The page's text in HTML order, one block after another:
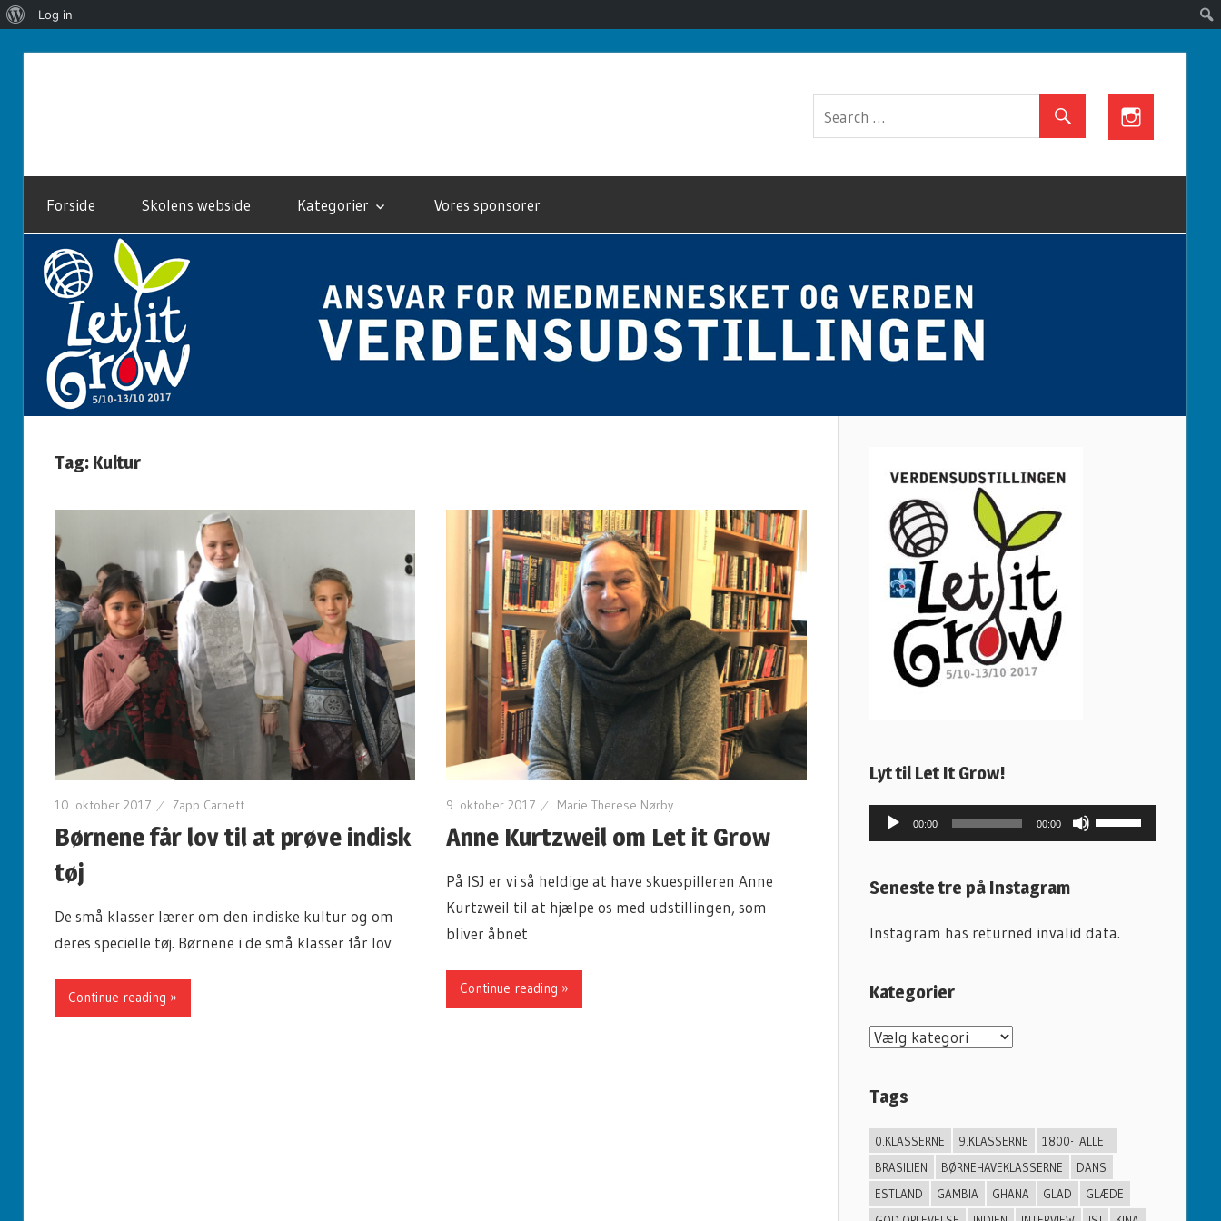
It
Grow
Forside Skolens webside Kategorier Vores sponsorer
Tag: Kultur
10. oktober 2017 Zapp Carnett
Børnene får lov til at prøve indisk
tøj
De små klasser lærer om den indiske kultur og om
deres specielle tøj. Børnene i de små klasser får lov
Continue reading »
9. oktober 2017 Marie Therese Nørby
Anne Kurtzweil om Let it Grow
På ISJ er vi så heldige at have skuespilleren Anne
Kurtzweil til at hjælpe os med udstillingen, som
bliver åbnet
Continue reading »
Lyt til Let It Grow!
Lydafspiller
00:00 00:00
Brug
op/ned
Seneste tre på Instagram
Instagram has returned invalid data.
Kategorier
K
t
g
o
Tags
0.KLASSERNE 9.KLASSERNE
1800-TALLET
BRASILIEN
BØRNEHAVEKLASSERNE
DANS
ESTLAND
GAMBIA GHANA GLAD
GLÆDE
OmLog in